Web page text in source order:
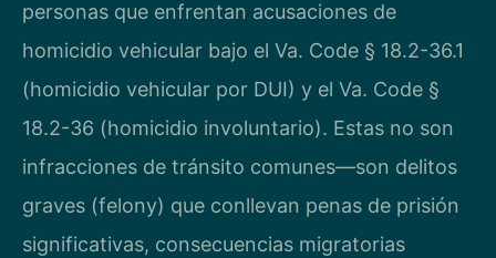
personas que enfrentan acusaciones de
homicidio vehicular bajo el Va. Code § 18.2-36.1
(homicidio vehicular por DUI) y el Va. Code §
18.2-36 (homicidio involuntario). Estas no son
infracciones de tránsito comunes—son delitos
graves (felony) que conllevan penas de prisión
significativas, consecuencias migratorias